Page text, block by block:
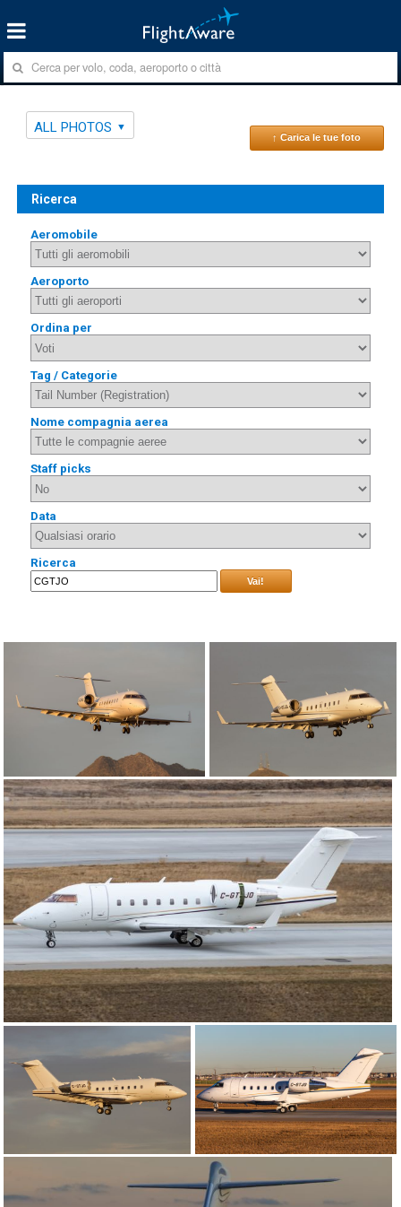
ALL PHOTOS
↑ Carica le tue foto
Ricerca
Aeromobile
Aeroporto
Ordina per
Tag / Categorie
Nome compagnia aerea
Staff picks
Data
Ricerca
Vai!